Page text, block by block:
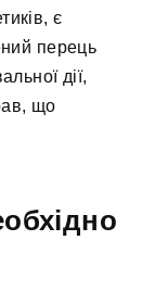
є
перець
дії,
що